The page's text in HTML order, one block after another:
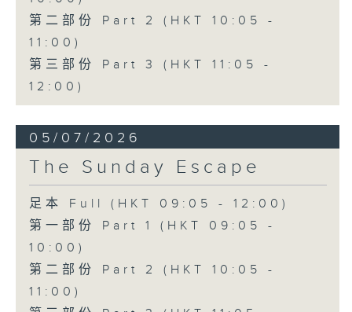
第二部份 Part 2 (HKT 10:05 -
11:00)
第三部份 Part 3 (HKT 11:05 -
12:00)
05/07/2026
The Sunday Escape
足本 Full (HKT 09:05 - 12:00)
第一部份 Part 1 (HKT 09:05 -
10:00)
第二部份 Part 2 (HKT 10:05 -
11:00)